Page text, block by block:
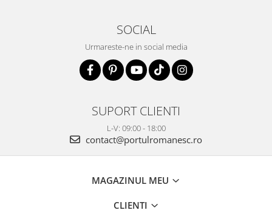
SOCIAL
Urmareste-ne in social media
SUPORT CLIENTI
L-V: 09:00 - 18:00
contact@portulromanesc.ro
MAGAZINUL MEU
CLIENTI